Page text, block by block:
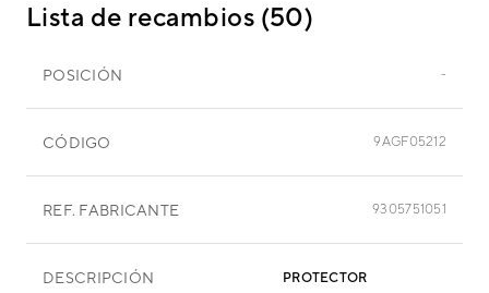
Lista de recambios (50)
POSICIÓN -
CÓDIGO 9AGF05212
REF. FABRICANTE 9305751051
DESCRIPCIÓN PROTECTOR